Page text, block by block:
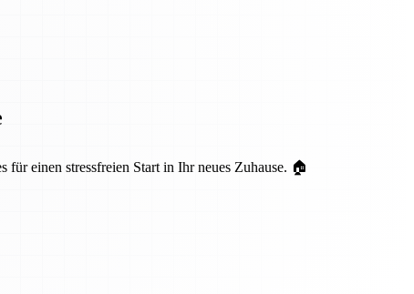
einen stressfreien Start in Ihr neues Zuhause. 🏠